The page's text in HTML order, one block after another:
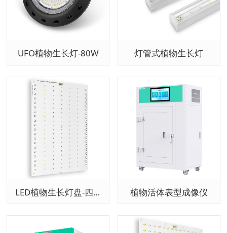
UFO植物生长灯-80W 灯管式植物生长灯
LED植物生长灯盘-四色 植物活体表型成像仪